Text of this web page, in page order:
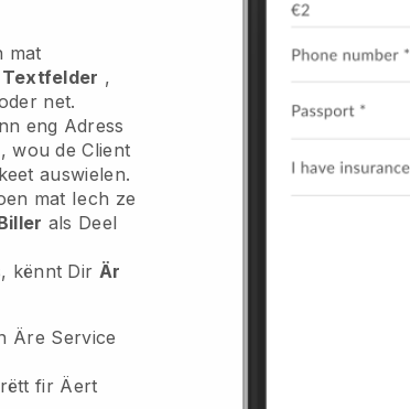
mat
,
net.
eng Adress
wou de Client
auswielen.
mat Iech ze
als Deel
kënnt Dir Är
Äre Service
fir Äert